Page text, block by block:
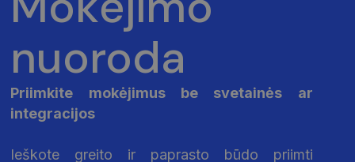
nuoroda
Priimkite mokėjimus be svetainės ar
integracijos
Ieškote greito ir paprasto būdo priimti